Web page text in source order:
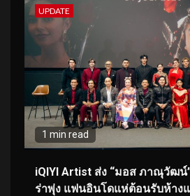
UPDATE
1 min read
iQIYI Artist ส่ง “มอส ภาณุวัฒน์
ร่าพุ่ง แฟนอินโดแห่ต้อนรับห้าง